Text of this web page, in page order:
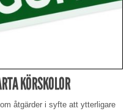
KÖRSKOLOR
åtgärder i syfte att ytterligare